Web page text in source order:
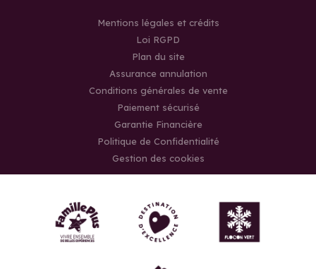
Mentions légales et crédits
Loi RGPD
Plan du site
Assurance annulation
Conditions générales de vente
Paiement sécurisé
Garantie Financière
Politique de Confidentialité
Gestion des cookies